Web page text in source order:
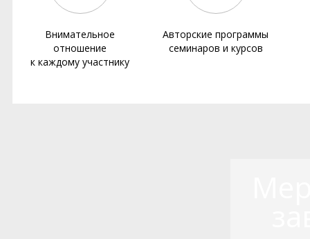
Внимательное
отношение
к каждому участнику
Авторские программы
семинаров и курсов